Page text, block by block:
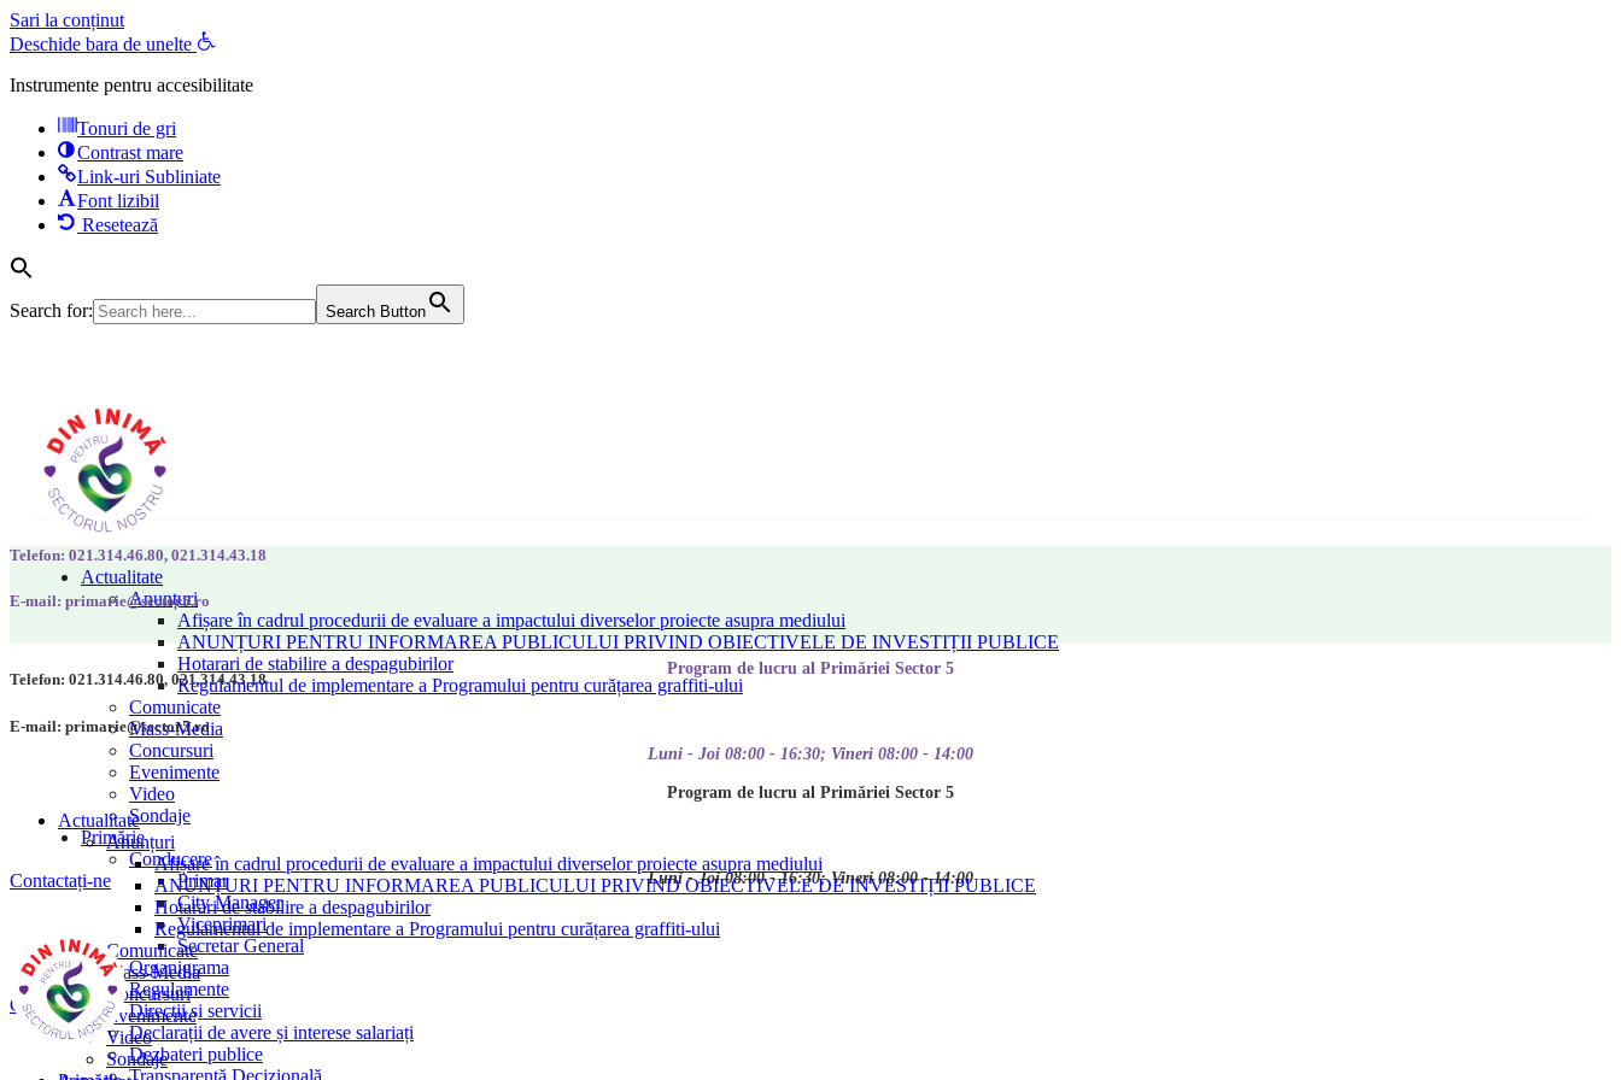
Sari la conținut
Deschide bara de unelte
Instrumente pentru accesibilitate
Tonuri de gri
Contrast mare
Link-uri Subliniate
Font lizibil
Resetează
Search for: Search Button
Actualitate
Anunțuri
Afișare în cadrul procedurii de evaluare a impactului diverselor proiecte asupra mediului
ANUNȚURI PENTRU INFORMAREA PUBLICULUI PRIVIND OBIECTIVELE DE INVESTIȚII PUBLICE
Hotarari de stabilire a despagubirilor
Regulamentul de implementare a Programului pentru curățarea graffiti-ului
Comunicate
Mass-Media
Concursuri
Evenimente
Video
Sondaje
Primărie
Conducere
Primar
City Manager
Viceprimari
Secretar General
Organigrama
Regulamente
Direcții și servicii
Declarații de avere și interese salariați
Dezbateri publice
Transparență Decizională
Telefon: 021.314.46.80, 021.314.43.18
E-mail: primarie@sector5.ro
Program de lucru al Primăriei Sector 5
Luni - Joi 08:00 - 16:30; Vineri 08:00 - 14:00
Contactați-ne
Telefon: 021.314.46.80, 021.314.43.18
E-mail: primarie@sector5.ro
Program de lucru al Primăriei Sector 5
Luni - Joi 08:00 - 16:30; Vineri 08:00 - 14:00
Contactați-ne
Actualitate
Anunțuri
Afișare în cadrul procedurii de evaluare a impactului diverselor proiecte asupra mediului
ANUNȚURI PENTRU INFORMAREA PUBLICULUI PRIVIND OBIECTIVELE DE INVESTIȚII PUBLICE
Hotarari de stabilire a despagubirilor
Regulamentul de implementare a Programului pentru curățarea graffiti-ului
Comunicate
Mass-Media
Concursuri
Evenimente
Video
Sondaje